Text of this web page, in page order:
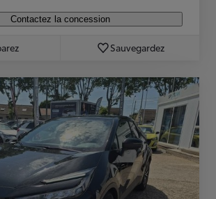
Contactez la concession
Sauvegardez